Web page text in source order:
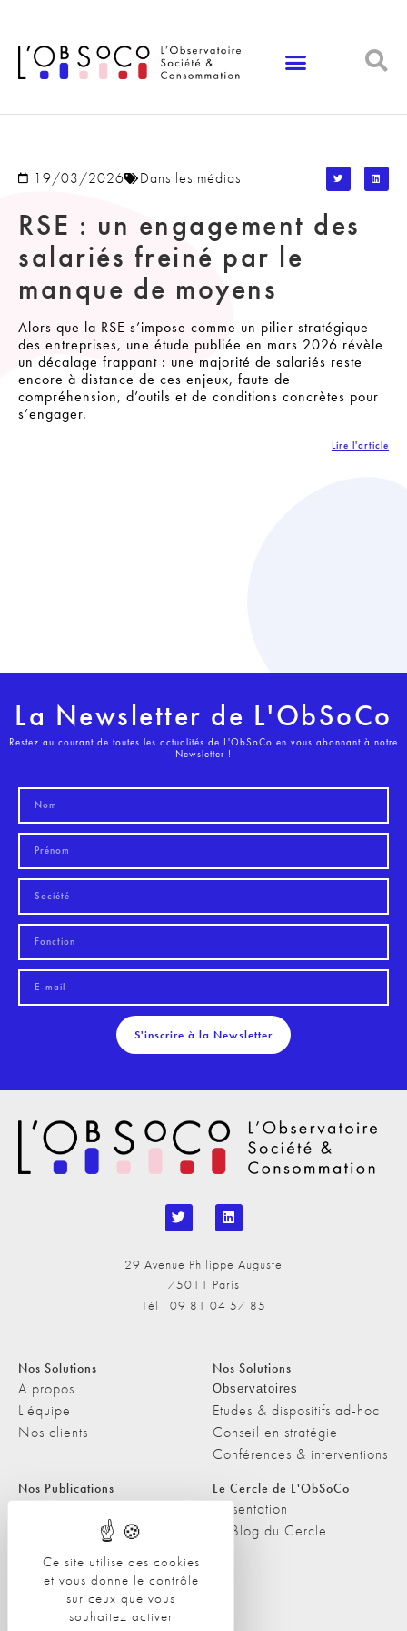
Ce site utilise des cookies
et vous donne le contrôle
sur ceux que vous
souhaitez activer
19/03/2026 Dans les médias
RSE : un engagement des
salariés freiné par le
manque de moyens
Alors que la RSE s’impose comme un pilier stratégique
des entreprises, une étude publiée en mars 2026 révèle
un décalage frappant : une majorité de salariés reste
encore à distance de ces enjeux, faute de
compréhension, d’outils et de conditions concrètes pour
s’engager.
Lire l'article
La Newsletter de L'ObSoCo
Restez au courant de toutes les actualités de L'ObSoCo en vous abonnant à notre
Newsletter !
S'inscrire à la Newsletter
29 Avenue Philippe Auguste
75011 Paris
Tél : 09 81 04 57 85
Nos Solutions
A propos
L'équipe
Nos clients
Nos Solutions
Observatoires
Etudes & dispositifs ad-hoc
Conseil en stratégie
Conférences & interventions
Nos Publications
Les Podcasts de L'ObSoCo
L'ObSoCo dans les médias
Le Cercle de L'ObSoCo
Présentation
Le Blog du Cercle
Contacts
Nous contacter